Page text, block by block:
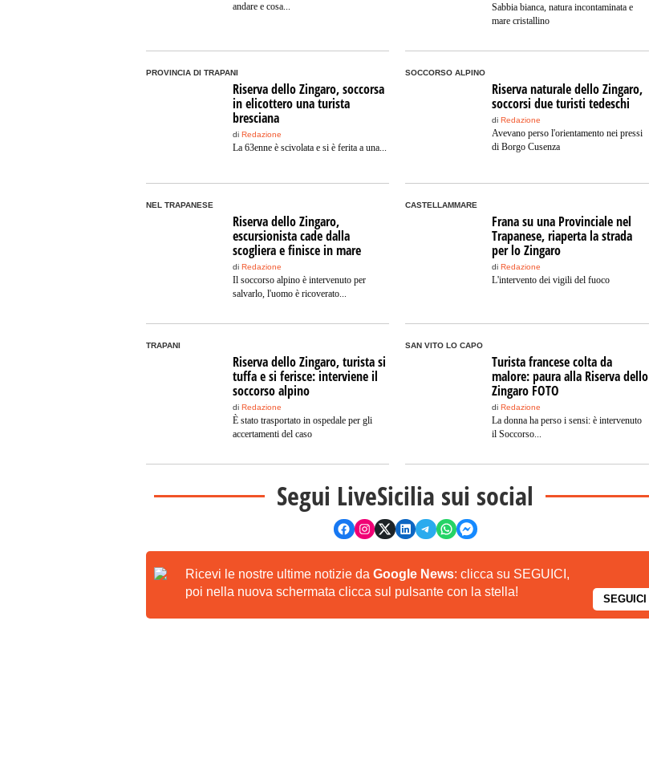
andare e cosa...
Sabbia bianca, natura incontaminata e
mare cristallino
PROVINCIA DI TRAPANI
Riserva dello Zingaro, soccorsa
in elicottero una turista
bresciana
di Redazione
La 63enne è scivolata e si è ferita a una...
SOCCORSO ALPINO
Riserva naturale dello Zingaro,
soccorsi due turisti tedeschi
diRedazione
Avevano perso l'orientamento nei pressi
di Borgo Cusenza
NEL TRAPANESE
Riserva dello Zingaro,
escursionista cade dalla
scogliera e finisce in mare
di Redazione
Il soccorso alpino è intervenuto per
salvarlo, l'uomo è ricoverato...
CASTELLAMMARE
Frana su una Provinciale nel
Trapanese, riaperta la strada
per lo Zingaro
diRedazione
L'intervento dei vigili del fuoco
TRAPANI
Riserva dello Zingaro, turista si
tuffa e si ferisce: interviene il
soccorso alpino
di Redazione
È stato trasportato in ospedale per gli
accertamenti del caso
SAN VITO LO CAPO
Turista francese colta da
malore: paura alla Riserva dello
Zingaro FOTO
diRedazione
La donna ha perso i sensi: è intervenuto
il Soccorso...
Segui LiveSicilia sui social
Ricevi le nostre ultime notizie da Google News: clicca su SEGUICI,
poi nella nuova schermata clicca sul pulsante con la stella!
SEGUICI